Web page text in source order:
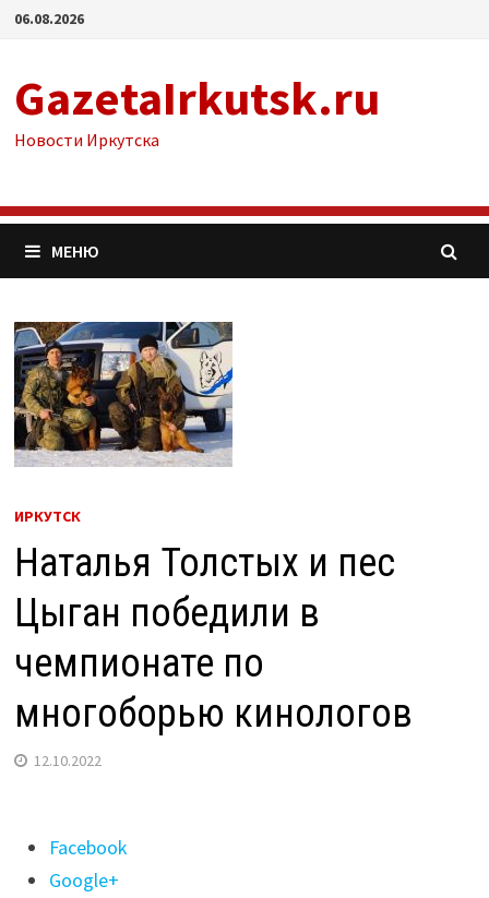
Перейти
06.08.2026
GazetaIrkutsk.ru
Новости Иркутска
МЕНЮ
ИРКУТСК
Наталья Толстых и пес
Цыган победили в
чемпионате по
многоборью кинологов
12.10.2022
Поделиться
"Наталья
Facebook
Google+